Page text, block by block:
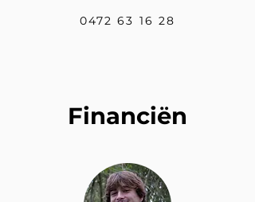
0472 63 16 28
Financiën